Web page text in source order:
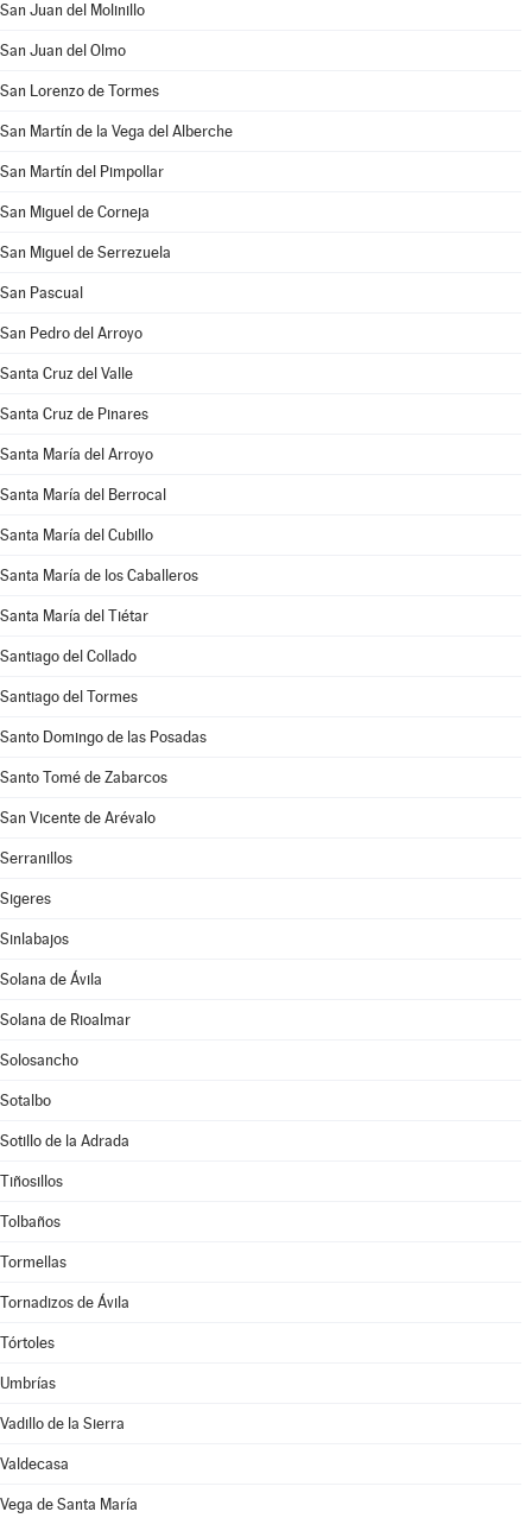
San Juan del Molinillo
San Juan del Olmo
San Lorenzo de Tormes
San Martín de la Vega del Alberche
San Martín del Pimpollar
San Miguel de Corneja
San Miguel de Serrezuela
San Pascual
San Pedro del Arroyo
Santa Cruz del Valle
Santa Cruz de Pinares
Santa María del Arroyo
Santa María del Berrocal
Santa María del Cubillo
Santa María de los Caballeros
Santa María del Tiétar
Santiago del Collado
Santiago del Tormes
Santo Domingo de las Posadas
Santo Tomé de Zabarcos
San Vicente de Arévalo
Serranillos
Sigeres
Sinlabajos
Solana de Ávila
Solana de Rioalmar
Solosancho
Sotalbo
Sotillo de la Adrada
Tiñosillos
Tolbaños
Tormellas
Tornadizos de Ávila
Tórtoles
Umbrías
Vadillo de la Sierra
Valdecasa
Vega de Santa María